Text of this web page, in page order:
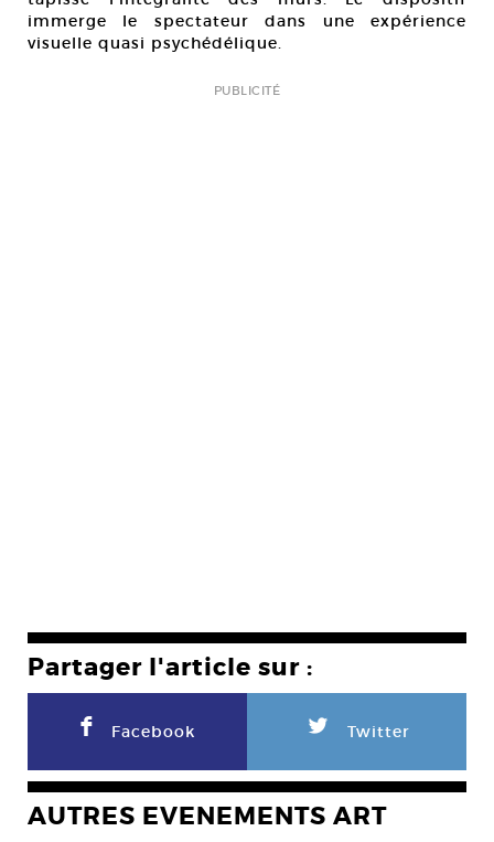
immerge le spectateur dans une expérience
visuelle quasi psychédélique.
PUBLICITÉ
Partager l'article sur :
F Facebook L Twitter
AUTRES EVENEMENTS ART